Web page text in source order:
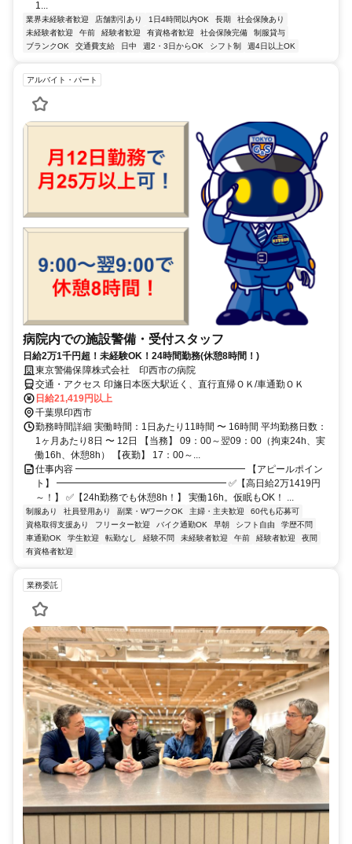
1...
業界未経験者歓迎 店舗割引あり 1日4時間以内OK 長期
社会保険あり
未経験者歓迎
午前 経験者歓迎 有資格者歓迎 社会保険完備
制服貸与
ブランクOK
交通費支給 日中 週2・3日からOK シフト制 週4日以上OK
アルバイト・パート
病院内での施設警備・受付スタッフ
日給2万1千円超！未経験OK！24時間勤務(休憩8時間！)
東京警備保障株式会社 印西市の病院
交通・アクセス 印旛日本医大駅近く、直行直帰ＯＫ/車通勤ＯＫ
日給21,419円以上
千葉県印西市
勤務時間詳細 実働時間：1日あたり11時間 〜 16時間 平均勤務日数：
1ヶ月あたり8日 〜 12日 【当務】 09：00～翌09：00（拘束24h、実
働16h、休憩8h） 【夜勤】 17：00～...
仕事内容 ━━━━━━━━━━━━━━━━━━ 【アピールポイン
ト】 ━━━━━━━━━━━━━━━━━━ ✅【高日給2万1419円
～！】 ✅【24h勤務でも休憩8h！】 実働16h。仮眠もOK！ ...
制服あり 社員登用あり 副業・WワークOK 主婦・主夫歓迎
60代も応募可
資格取得支援あり
フリーター歓迎 バイク通勤OK 早朝 シフト自由
学歴不問
車通勤OK
学生歓迎 転勤なし 経験不問 未経験者歓迎 午前 経験者歓迎
夜間
有資格者歓迎
業務委託